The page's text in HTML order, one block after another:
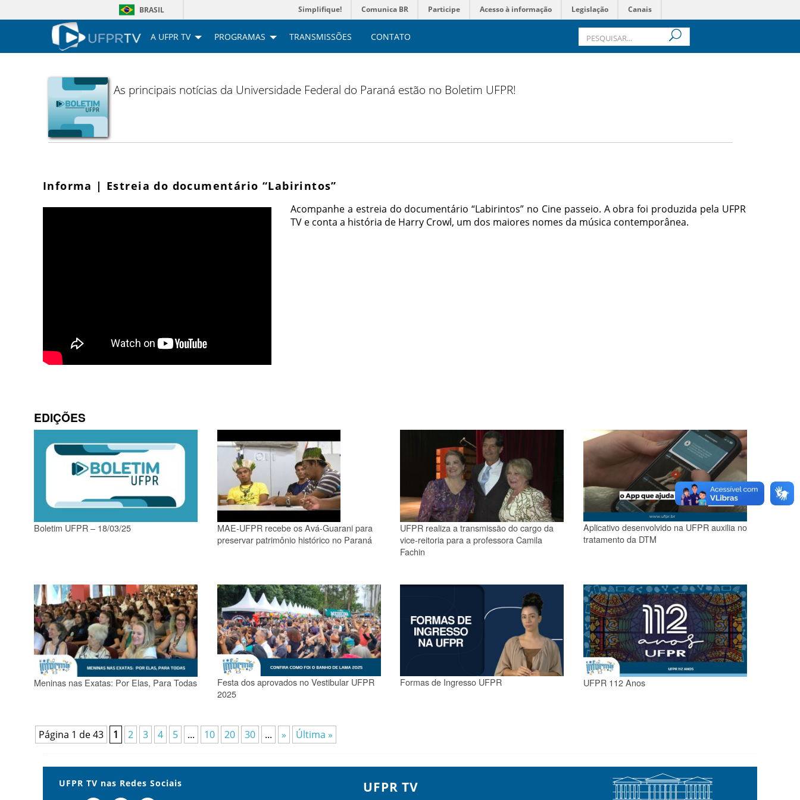
BRASIL Simplifique! Comunica BR Participe Acesso à informação Legislação Canais
A UFPR TV PROGRAMAS TRANSMISSÕES CONTATO
As principais notícias da Universidade Federal do Paraná estão no Boletim UFPR!
Informa | Estreia do documentário “Labirintos”
Acompanhe a estreia do documentário “Labirintos” no Cine passeio. A obra foi produzida pela UFPR
TV e conta a história de Harry Crowl, um dos maiores nomes da música contemporânea.
EDIÇÕES
Boletim UFPR – 18/03/25
MAE-UFPR recebe os Avá-Guarani para
preservar patrimônio histórico no Paraná
UFPR realiza a transmissão do cargo da
vice-reitoria para a professora Camila
Fachin
Aplicativo desenvolvido na UFPR auxilia no
tratamento da DTM
Meninas nas Exatas: Por Elas, Para Todas
Festa dos aprovados no Vestibular UFPR
2025
Formas de Ingresso UFPR UFPR 112 Anos
Página 1 de 43 1 2 3 4 5 ... 10 20 30 ... » Última »
UFPR TV nas Redes Sociais UFPR TV